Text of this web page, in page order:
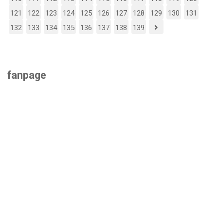
121
122 123 124 125 126 127 128 129 130
131
132
133 134 135 136 137 138 139
fanpage